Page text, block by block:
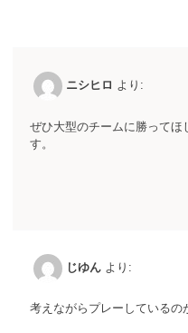
ニシヒロ より:
ぜひ大型のチームに勝って
す。
じゆん より:
考えながらプレーしているの